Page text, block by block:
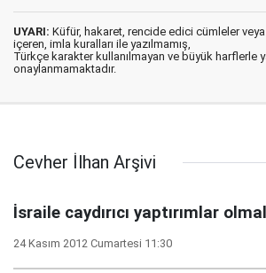
UYARI: Küfür, hakaret, rencide edici cümleler veya
içeren, imla kuralları ile yazılmamış,
Türkçe karakter kullanılmayan ve büyük harflerle
onaylanmamaktadır.
Cevher İlhan Arşivi
İsraile caydırıcı yaptırımlar
24 Kasım 2012 Cumartesi 11:30